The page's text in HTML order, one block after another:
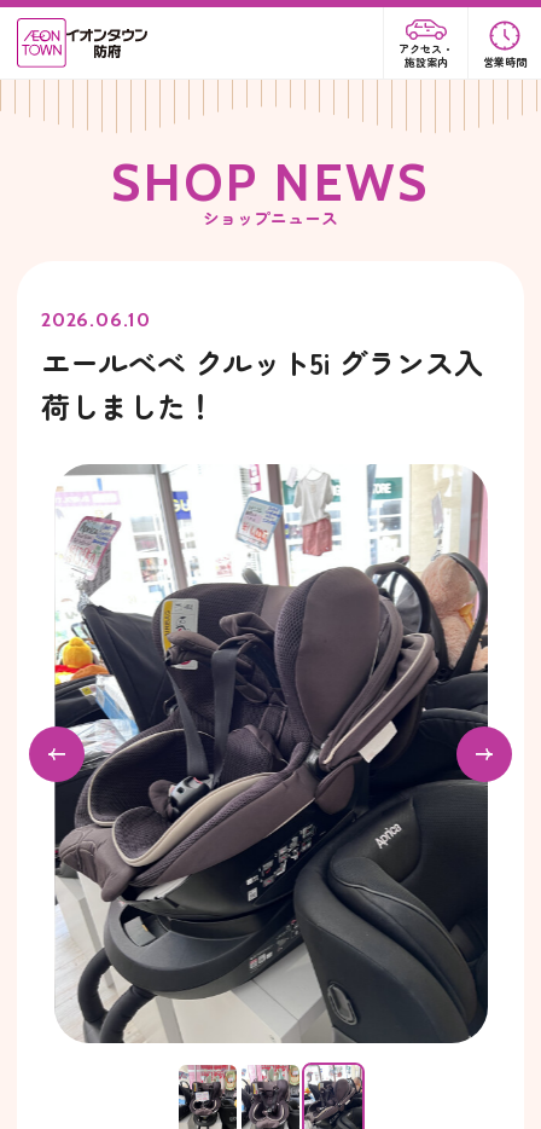
アクセス・
施設案内
営業時間
SHOP NEWS
ショップニュース
2026.06.10
エールべべ クルット5i グランス入
荷しました！